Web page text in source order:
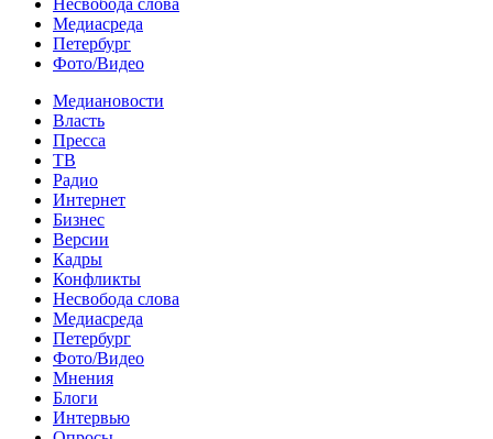
Несвобода слова
Медиасреда
Петербург
Фото/Видео
Медиановости
Власть
Пресса
ТВ
Радио
Интернет
Бизнес
Версии
Кадры
Конфликты
Несвобода слова
Медиасреда
Петербург
Фото/Видео
Мнения
Блоги
Интервью